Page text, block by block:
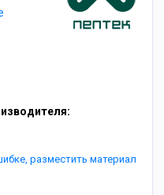
разместить материал